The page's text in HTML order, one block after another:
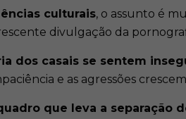
culturais, o assunto é
divulgação da
dos casais se sentem
e as agressões
que leva a separação